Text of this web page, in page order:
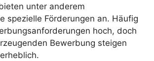
unter anderem
spezielle Förderungen an. Häufig
hoch, doch
Bewerbung steigen